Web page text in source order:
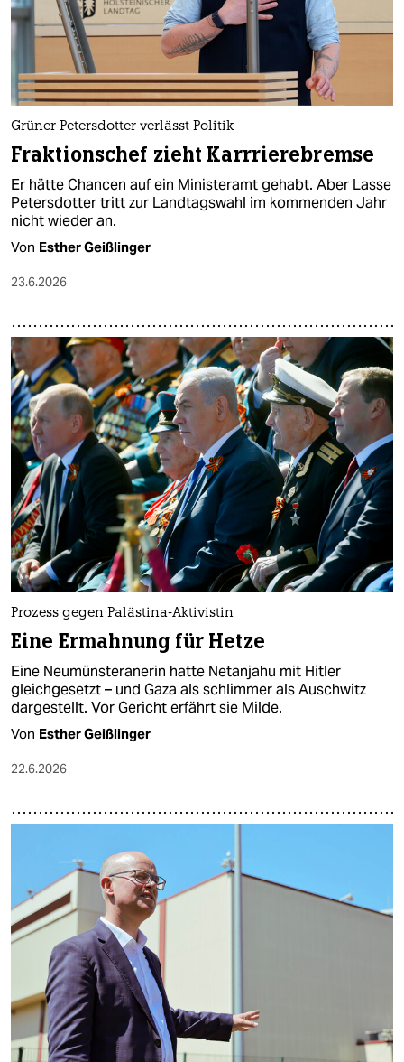
Grüner Petersdotter verlässt Politik
Fraktionschef zieht Karrrierebremse
Er hätte Chancen auf ein Ministeramt gehabt. Aber Lasse
Petersdotter tritt zur Landtagswahl im kommenden Jahr
nicht wieder an.
Von Esther Geißlinger
23.6.2026
Prozess gegen Palästina-Aktivistin
Eine Ermahnung für Hetze
Eine Neumünsteranerin hatte Netanjahu mit Hitler
gleichgesetzt – und Gaza als schlimmer als Auschwitz
dargestellt. Vor Gericht erfährt sie Milde.
Von Esther Geißlinger
22.6.2026